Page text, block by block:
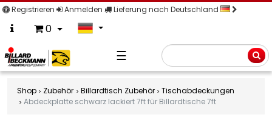
Registrieren Anmelden Lieferung nach Deutschland
0
☰
Shop Zubehör Billardtisch Zubehör
Tischabdeckungen
Abdeckplatte schwarz lackiert 7ft für Billardtische 7ft